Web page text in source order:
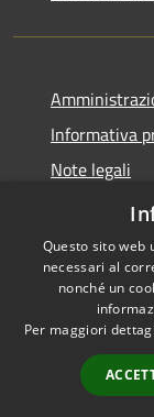
Informativa
Note legali
Accessibilità
Questo sito web
necessari al
nonché un
Per maggiori